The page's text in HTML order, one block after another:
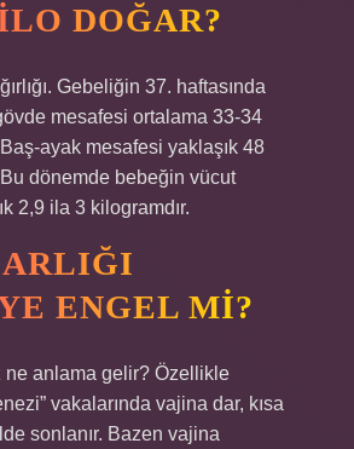
DOĞAR?
Gebeliğin 37. haftasında
mesafesi ortalama 33-34
ayak mesafesi yaklaşık 48
dönemde bebeğin vücut
2,9 ila 3 kilogramdır.
ENGEL MI?
ne anlama gelir? Özellikle
vakalarında vajina dar, kısa
sonlanır. Bazen vajina